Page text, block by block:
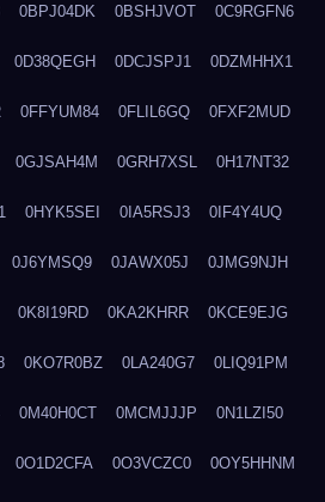
0BPJ04DK 0BSHJVOT 0C9RGFN6
0D38QEGH 0DCJSPJ1 0DZMHHX1
0FFYUM84 0FLIL6GQ 0FXF2MUD
0GJSAH4M 0GRH7XSL 0H17NT32
0HYK5SEI 0IA5RSJ3 0IF4Y4UQ
0J6YMSQ9 0JAWX05J 0JMG9NJH
0K8I19RD 0KA2KHRR 0KCE9EJG
0KO7R0BZ 0LA240G7 0LIQ91PM
0M40H0CT 0MCMJJJP 0N1LZI50
0O1D2CFA 0O3VCZC0 0OY5HHNM